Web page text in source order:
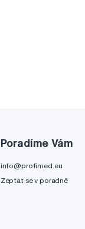
Poradíme Vám
info@profimed.eu
Zeptat se v poradně